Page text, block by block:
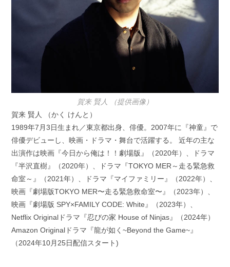
賀来 賢人 （提供画像）
賀来 賢人 （かく けんと）
1989年7月3日生まれ／東京都出身、俳優。2007年に『神童』で
俳優デビューし、映画・ドラマ・舞台で活躍する。 近年の主な
出演作は映画『今日から俺は！！劇場版』（2020年）、ドラマ
『半沢直樹』（2020年）、ドラマ『TOKYO MER～走る緊急救
命室～』（2021年）、ドラマ『マイファミリー』（2022年）、
映画『劇場版TOKYO MER〜走る緊急救命室〜』（2023年）、
映画『劇場版 SPY×FAMILY CODE: White』（2023年）、
Netflix Originalドラマ『忍びの家 House of Ninjas』（2024年）
Amazon Originalドラマ『龍が如く~Beyond the Game~』
（2024年10月25日配信スタート)